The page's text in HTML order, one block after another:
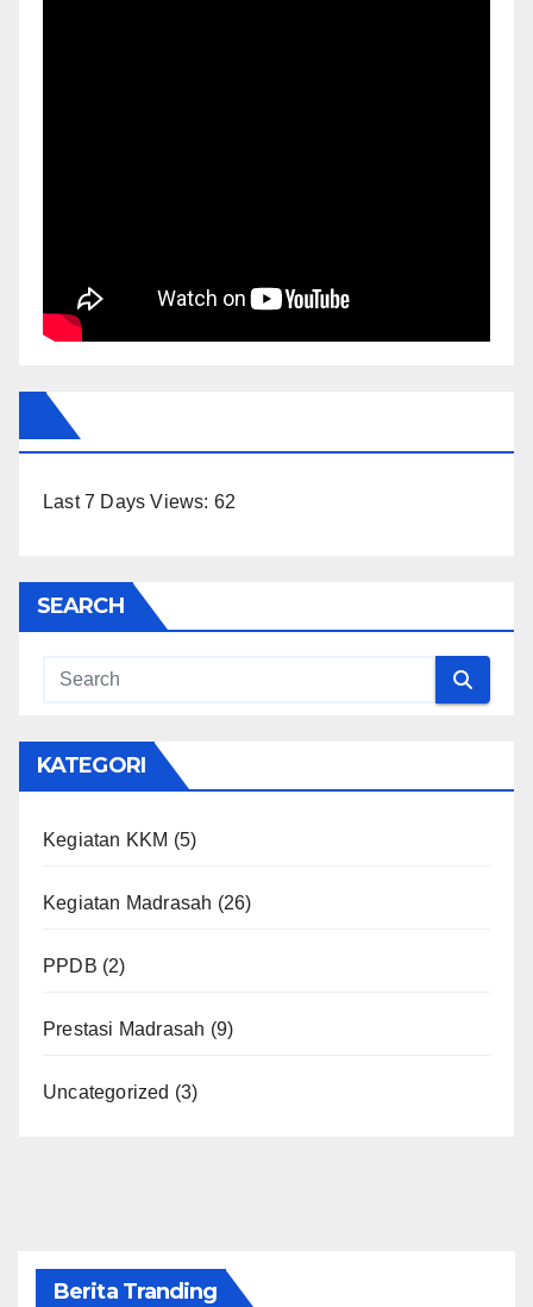
Last 7 Days Views: 62
SEARCH
KATEGORI
Kegiatan KKM (5)
Kegiatan Madrasah (26)
PPDB (2)
Prestasi Madrasah (9)
Uncategorized (3)
Berita Tranding